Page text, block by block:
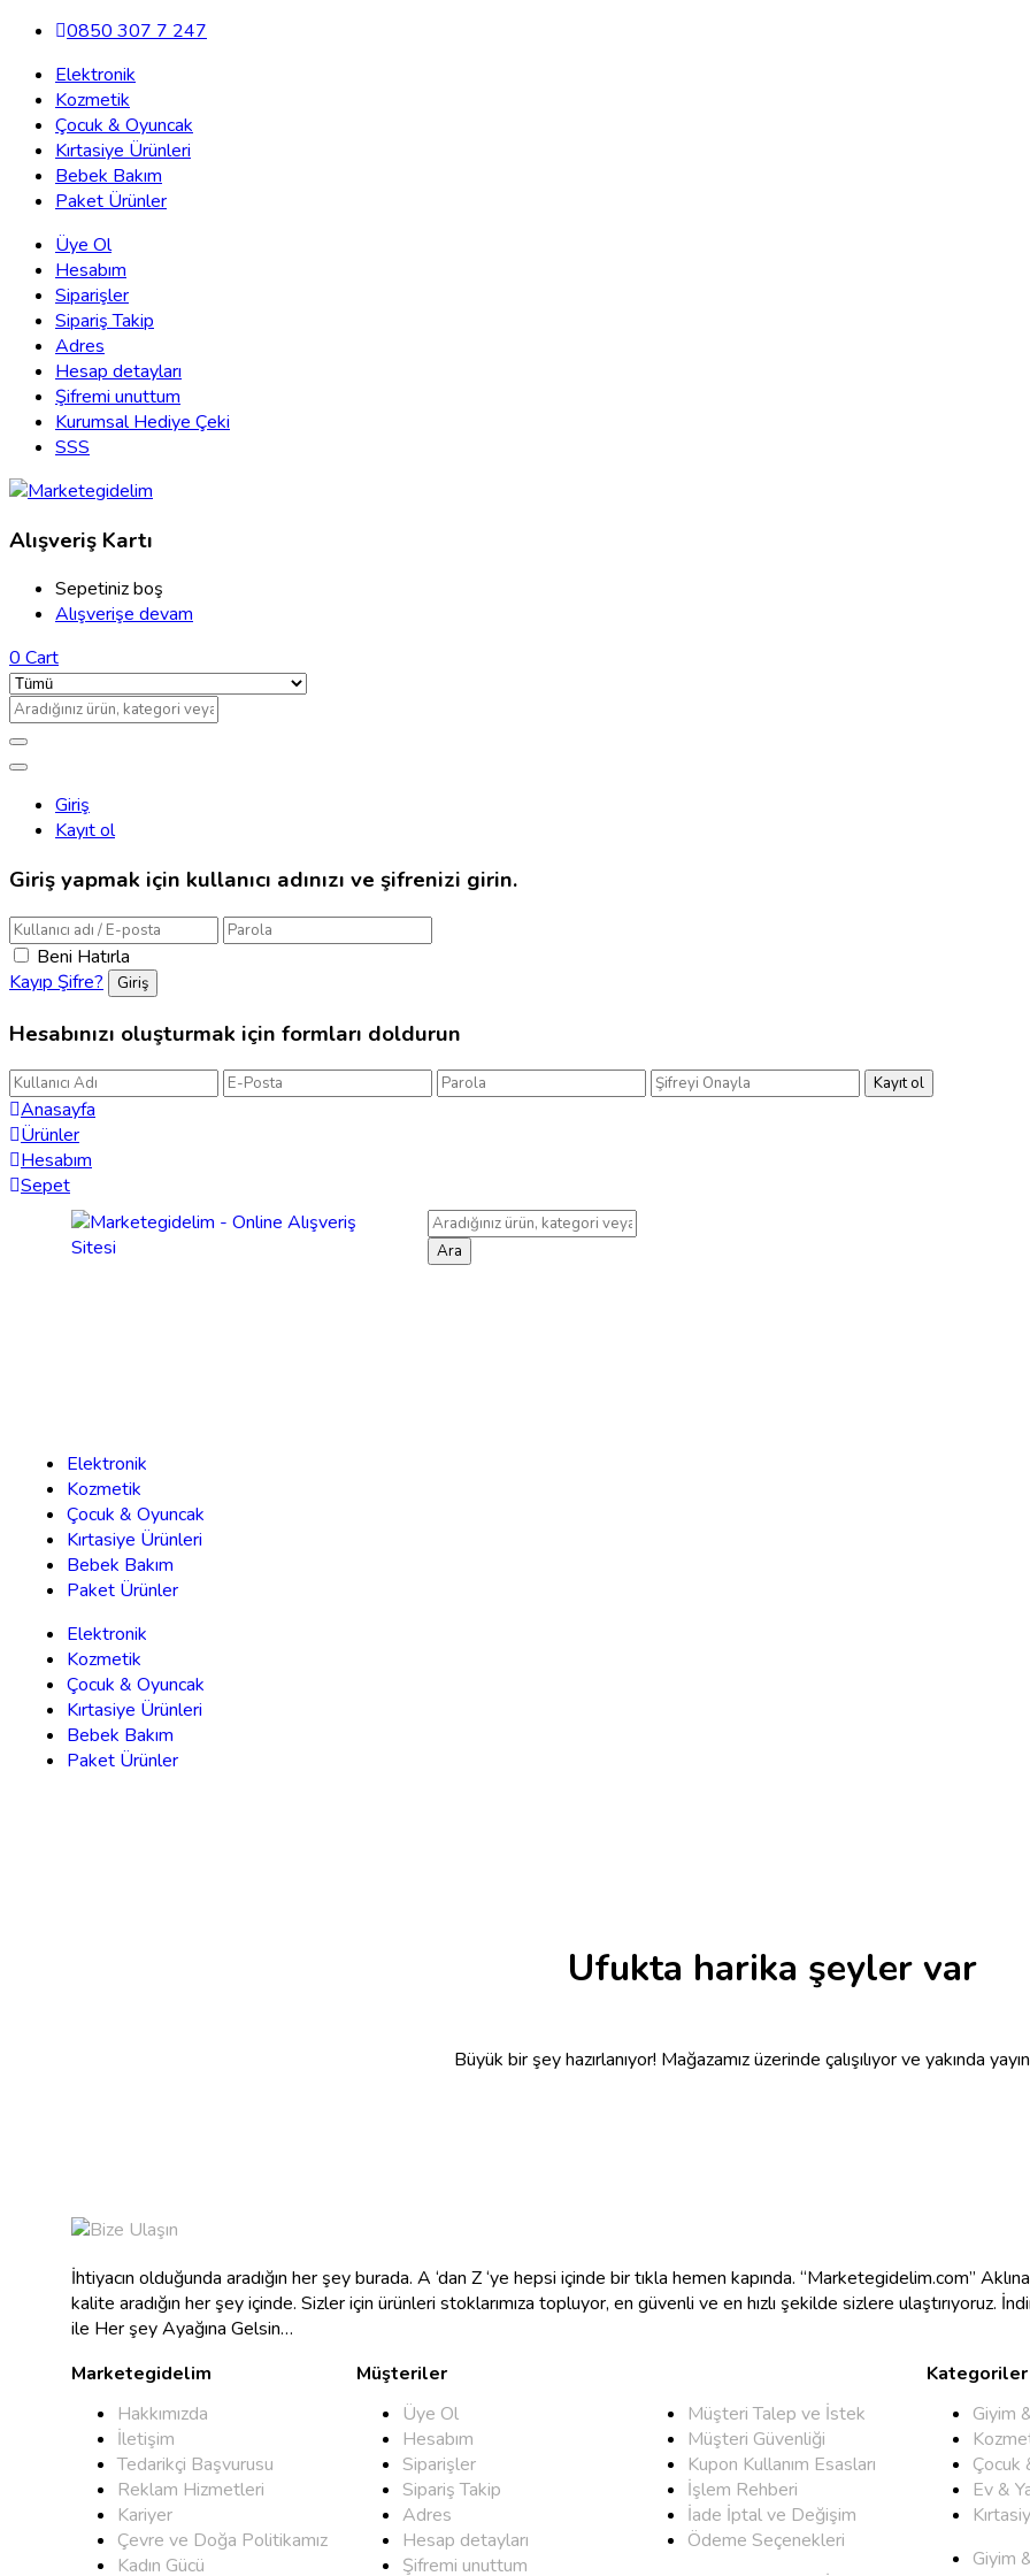
0850 307 7 247
Elektronik
Kozmetik
Çocuk & Oyuncak
Kırtasiye Ürünleri
Bebek Bakım
Paket Ürünler
Üye Ol
Hesabım
Siparişler
Sipariş Takip
Adres
Hesap detayları
Şifremi unuttum
Kurumsal Hediye Çeki
SSS
Alışveriş Kartı
Sepetiniz boş
Alışverişe devam
0Cart
Giriş
Kayıt ol
Giriş yapmak için kullanıcı adınızı ve şifrenizi girin.
Beni Hatırla
Kayıp Şifre?
Hesabınızı oluşturmak için formları doldurun
Anasayfa
Ürünler
Hesabım
Sepet
Ara
Elektronik
Kozmetik
Çocuk & Oyuncak
Kırtasiye Ürünleri
Bebek Bakım
Paket Ürünler
Elektronik
Kozmetik
Çocuk & Oyuncak
Kırtasiye Ürünleri
Bebek Bakım
Paket Ürünler
Ufukta harika şeyler var
Büyük bir şey hazırlanıyor! Mağazamız üzerinde çalışılıyor ve yakında
İhtiyacın olduğunda aradığın her şey burada. A ‘dan Z ‘ye hepsi içinde bir tıkla hemen kapında. “Marketegidelim.com”
kalite aradığın her şey içinde. Sizler için ürünleri stoklarımıza topluyor, en güvenli ve en hızlı şekilde sizlere ulaştırıyoruz.
ile Her şey Ayağına Gelsin…
Marketegidelim
Hakkımızda
İletişim
Tedarikçi Başvurusu
Reklam Hizmetleri
Kariyer
Çevre ve Doğa Politikamız
Kadın Gücü
Müşteriler
Üye Ol
Hesabım
Siparişler
Sipariş Takip
Adres
Hesap detayları
Şifremi unuttum
Müşteri Talep ve İstek
Müşteri Güvenliği
Kupon Kullanım Esasları
İşlem Rehberi
İade İptal ve Değişim
Ödeme Seçenekleri
Kategoriler
Giyim
Çocuk
Ev &
Giyim